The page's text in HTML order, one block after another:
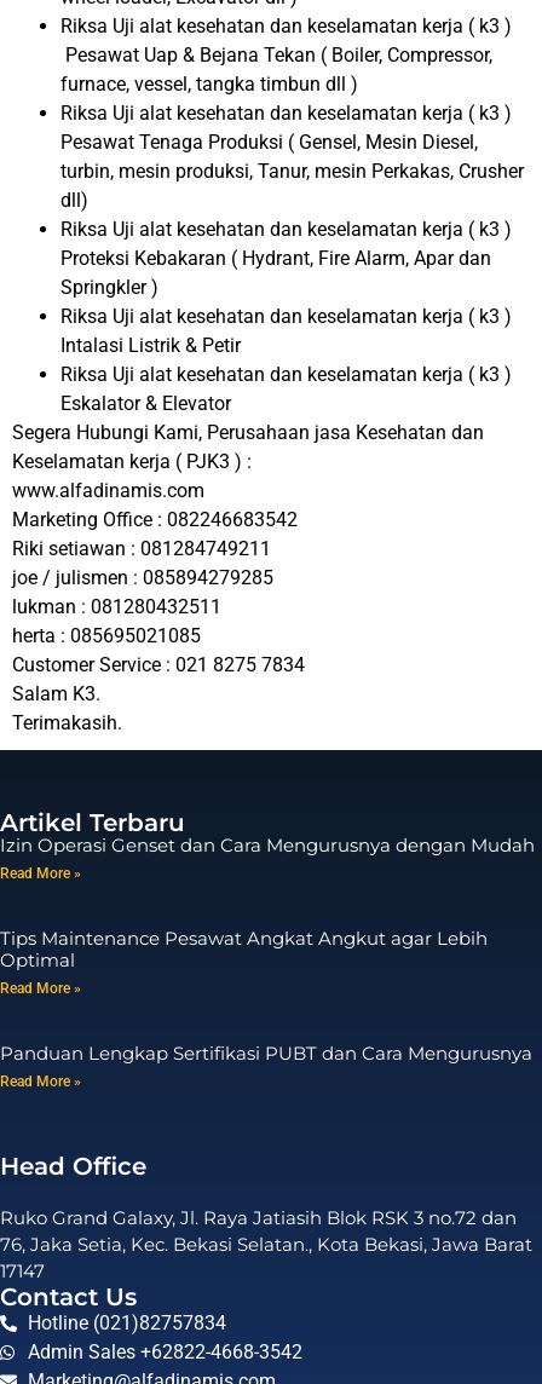
Riksa Uji alat kesehatan dan keselamatan kerja ( k3 )
Pesawat Uap & Bejana Tekan ( Boiler, Compressor,
furnace, vessel, tangka timbun dll )
Riksa Uji alat kesehatan dan keselamatan kerja ( k3 )
Pesawat Tenaga Produksi ( Gensel, Mesin Diesel,
turbin, mesin produksi, Tanur, mesin Perkakas, Crusher
dll)
Riksa Uji alat kesehatan dan keselamatan kerja ( k3 )
Proteksi Kebakaran ( Hydrant, Fire Alarm, Apar dan
Springkler )
Riksa Uji alat kesehatan dan keselamatan kerja ( k3 )
Intalasi Listrik & Petir
Riksa Uji alat kesehatan dan keselamatan kerja ( k3 )
Eskalator & Elevator
Segera Hubungi Kami, Perusahaan jasa Kesehatan dan
Keselamatan kerja ( PJK3 ) :
www.alfadinamis.com
Marketing Office : 082246683542
Riki setiawan : 081284749211
joe / julismen : 085894279285
lukman : 081280432511
herta : 085695021085
Customer Service : 021 8275 7834
Salam K3.
Terimakasih.
Artikel Terbaru
Izin Operasi Genset dan Cara Mengurusnya dengan Mudah
Read More »
Tips Maintenance Pesawat Angkat Angkut agar Lebih
Optimal
Read More »
Panduan Lengkap Sertifikasi PUBT dan Cara Mengurusnya
Read More »
Head Office
Ruko Grand Galaxy, Jl. Raya Jatiasih Blok RSK 3 no.72 dan
76, Jaka Setia, Kec. Bekasi Selatan., Kota Bekasi, Jawa Barat
17147
Contact Us
Hotline (021)82757834
Admin Sales +62822-4668-3542